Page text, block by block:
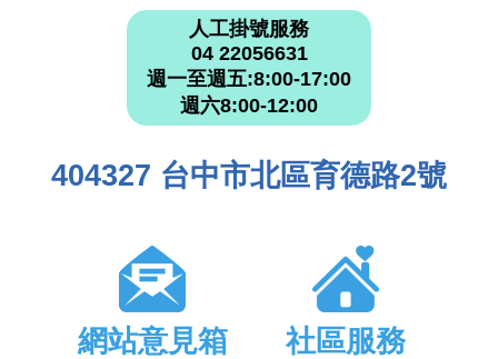
人工掛號服務
04 22056631
週一至週五:8:00-17:00
週六8:00-12:00
404327 台中市北區育德路2號
網站意見箱 社區服務